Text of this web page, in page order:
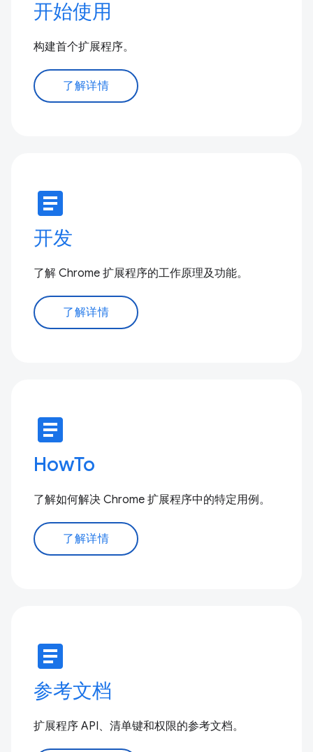
开始使用
构建首个扩展程序。
了解详情
article
开发
了解 Chrome 扩展程序的工作原理及功能。
了解详情
article
HowTo
了解如何解决 Chrome 扩展程序中的特定用例。
了解详情
article
参考文档
扩展程序 API、清单键和权限的参考文档。